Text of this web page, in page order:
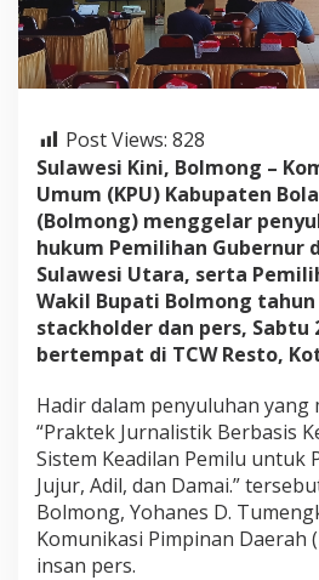
e
n
t
a
j
r
,
A
d
i
l
,
d
n
D
a
m
a
i
,
Post Views: 828
Sulawesi Kini, Bolmong –
Umum (KPU) Kabupaten
(Bolmong) menggelar
hukum Pemilihan Gubernur
Sulawesi Utara, serta
Wakil Bupati Bolmong tahun
stackholder dan pers, Sabtu
bertempat di TCW Resto,
Hadir dalam penyuluhan yang
“Praktek Jurnalistik Berbasis
Sistem Keadilan Pemilu untuk
Jujur, Adil, dan Damai.”
Bolmong, Yohanes D.
Komunikasi Pimpinan Daerah
insan pers.